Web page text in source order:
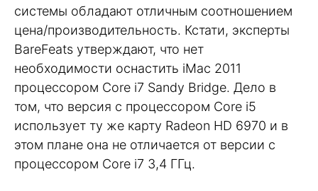
системы обладают отличным соотношением
цена/производительность. Кстати, эксперты
BareFeats утверждают, что нет
необходимости оснастить iMac 2011
процессором Core i7 Sandy Bridge. Дело в
том, что версия с процессором Core i5
использует ту же карту Radeon HD 6970 и в
этом плане она не отличается от версии с
процессором Core i7 3,4 ГГц.